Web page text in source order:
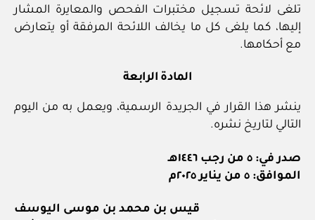
تلغى لائحة تسجيل مختبرات الفحص والمعايرة المشار
إليها، كما يلغى كل ما يخالف اللائحة المرفقة أو يتعارض
مع أحكامها.
المادة الرابعة
ينشر هذا القرار في الجريدة الرسمية، ويعمل به من اليوم
التالي لتاريخ نشره.
صدر في: ٥ من رجب ١٤٤٦هـ
الموافق: ٥ من يناير ٢٠٢٥م
قيس بن محمد بن موسى اليوسف